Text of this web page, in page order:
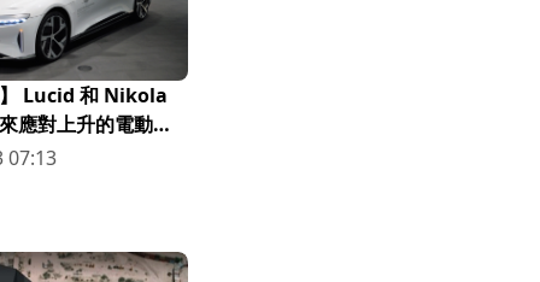
】 Lucid 和 Nikola
應對上升的電動車
07:13